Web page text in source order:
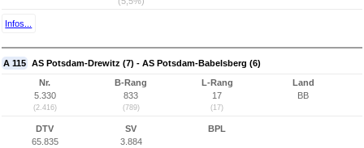
Infos...
A 115 AS Potsdam-Drewitz (7) - AS Potsdam-Babelsberg (6)
Nr.
5.330
(2.416)
B-Rang
833
(789)
L-Rang
17
(17)
Land
BB
DTV
65.835
SV
3.884
BPL